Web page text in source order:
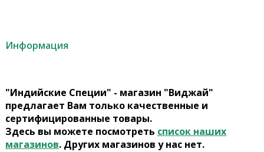
Информация
"Индийские Специи" - магазин "Виджай"
предлагает Вам только качественные и
сертифицированные товары.
Здесь вы можете посмотреть список наших
магазинов. Других магазинов у нас нет.